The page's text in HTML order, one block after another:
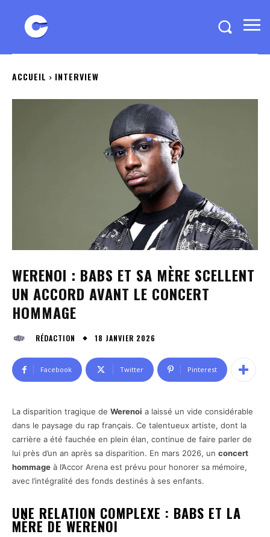
ACCUEIL INTERVIEW
WERENOI : BABS ET SA MÈRE SCELLENT
UN ACCORD AVANT LE CONCERT
HOMMAGE
RÉDACTION 18 JANVIER 2026
Facebook Twitter Pinterest
La disparition tragique de Werenoi a laissé un vide considérable
dans le paysage du rap français. Ce talentueux artiste, dont la
carrière a été fauchée en plein élan, continue de faire parler de
lui près d’un an après sa disparition. En mars 2026, un concert
hommage à l’Accor Arena est prévu pour honorer sa mémoire,
avec l’intégralité des fonds destinés à ses enfants.
UNE RELATION COMPLEXE : BABS ET LA
MÈRE DE WERENOI